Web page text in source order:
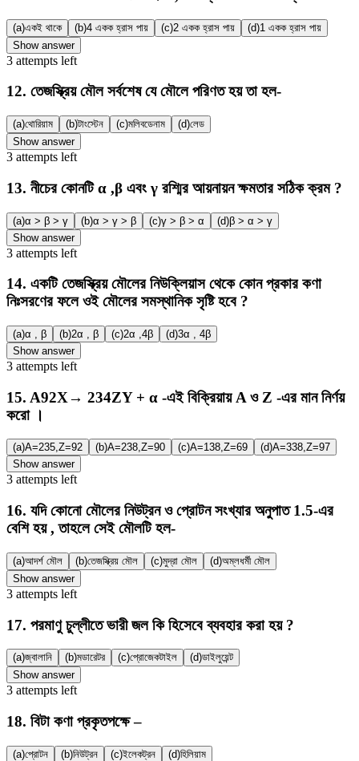
(a)একই থাকে (b)4 একক হ্রাস পায় (c)2 একক হ্রাস পায় (d)1 একক হ্রাস পায়
Show answer
3 attempts left
12. তেজস্ক্রিয় মৌল সর্বশেষ যে মৌলে পরিণত হয় তা হল-
(a)থোরিয়াম (b)টাংস্টেন (c)মলিবডেনাম (d)লেড
Show answer
3 attempts left
13. নীচের কোনটি α ,β এবং γ রশ্মির আয়নায়ন ক্ষমতার সঠিক ক্রম ?
(a)α > β > γ (b)α > γ > β (c)γ > β > α (d)β > α > γ
Show answer
3 attempts left
14. একটি তেজস্ক্রিয় মৌলের নিউক্লিয়াস থেকে কোন প্রকার কণা
নিঃসরণের ফলে ওই মৌলের সমস্থানিক সৃষ্টি হবে ?
(a)α , β (b)2α , β (c)2α ,4β (d)3α , 4β
Show answer
3 attempts left
15. A92X→ 234ZY + α -এই বিক্রিয়ায় A ও Z -এর মান নির্ণয়
করো ।
(a)A=235,Z=92 (b)A=238,Z=90 (c)A=138,Z=69 (d)A=338,Z=97
Show answer
3 attempts left
16. যদি কোনো মৌলের নিউট্রন ও প্রোটন সংখ্যার অনুপাত 1.5-এর
বেশি হয় , তাহলে সেই মৌলটি হল-
(a)আদর্শ মৌল (b)তেজস্ক্রিয় মৌল (c)মুদ্রা মৌল (d)অম্লধর্মী মৌল
Show answer
3 attempts left
17. পরমাণু চুল্লীতে ভারী জল কি হিসেবে ব্যবহার করা হয় ?
(a)জ্বালানি (b)মডারেটর (c)প্রোজেকটাইল (d)ডাইলুয়েন্ট
Show answer
3 attempts left
18. বিটা কণা প্রকৃতপক্ষে –
(a)প্রোটন (b)নিউট্রন (c)ইলেকট্রন (d)হিলিয়াম